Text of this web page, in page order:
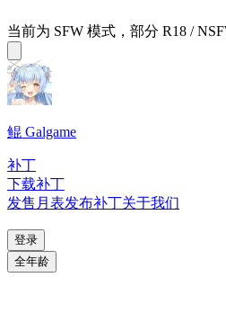
当前为 SFW 模式，部分 R18 /
鲲 Galgame
补丁
下载补丁
发售月表发布补丁关于我们
登录
全年龄